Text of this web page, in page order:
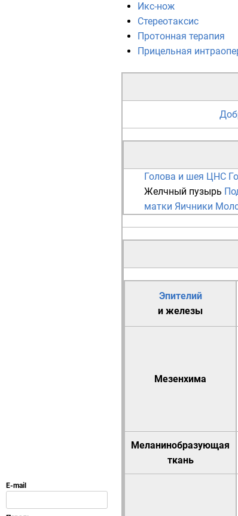
Икс-нож
Стереотаксис
Протонная терапия
Прицельная
Голова и шея ЦНС
Желчный пузырь
матки Яичники
Эпителий
и железы
Мезенхима
Меланинобразующая
ткань